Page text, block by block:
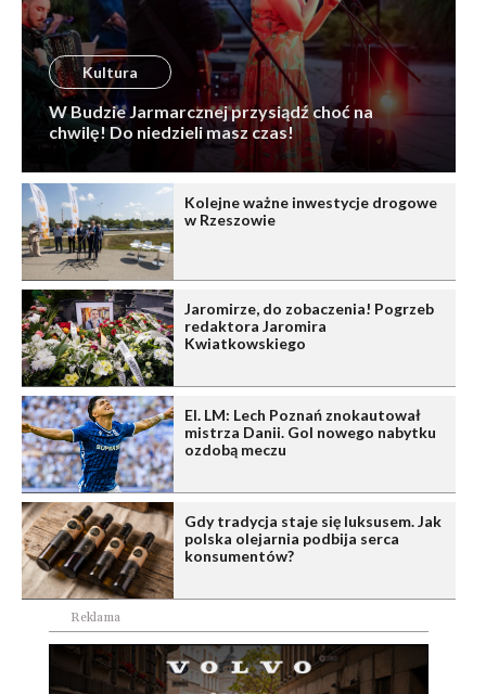
Kultura
W Budzie Jarmarcznej przysiądź choć na
chwilę! Do niedzieli masz czas!
Kolejne ważne inwestycje drogowe
w Rzeszowie
Jaromirze, do zobaczenia! Pogrzeb
redaktora Jaromira
Kwiatkowskiego
El. LM: Lech Poznań znokautował
mistrza Danii. Gol nowego nabytku
ozdobą meczu
Gdy tradycja staje się luksusem. Jak
polska olejarnia podbija serca
konsumentów?
Reklama